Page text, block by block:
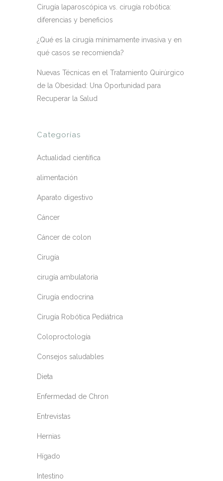
Cirugía laparoscópica vs. cirugía robótica:
diferencias y beneficios
¿Qué es la cirugía mínimamente invasiva y en
qué casos se recomienda?
Nuevas Técnicas en el Tratamiento Quirúrgico
de la Obesidad: Una Oportunidad para
Recuperar la Salud
Categorías
Actualidad científica
alimentación
Aparato digestivo
Cáncer
Cáncer de colon
Cirugía
cirugía ambulatoria
Cirugía endocrina
Cirugía Robótica Pediátrica
Coloproctología
Consejos saludables
Dieta
Enfermedad de Chron
Entrevistas
Hernias
Hígado
Intestino